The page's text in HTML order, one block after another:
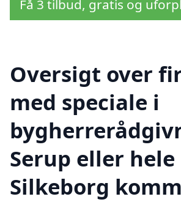
Få 3 tilbud, gratis og
Oversigt over
med speciale i
Serup eller hele
Silkeborg